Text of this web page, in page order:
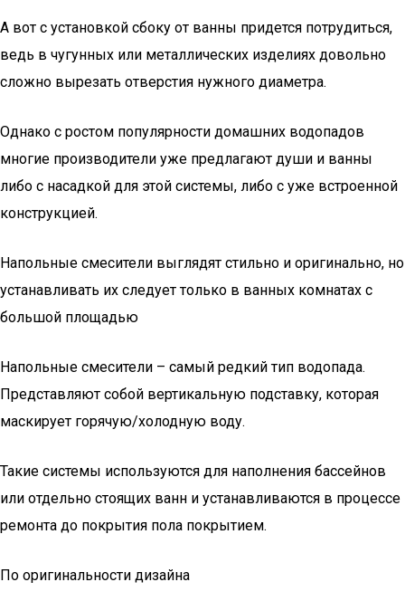
А вот с установкой сбоку от ванны придется потрудиться,
ведь в чугунных или металлических изделиях довольно
сложно вырезать отверстия нужного диаметра.
Однако с ростом популярности домашних водопадов
многие производители уже предлагают души и ванны
либо с насадкой для этой системы, либо с уже встроенной
конструкцией.
Напольные смесители выглядят стильно и оригинально, но
устанавливать их следует только в ванных комнатах с
большой площадью
Напольные смесители – самый редкий тип водопада.
Представляют собой вертикальную подставку, которая
маскирует горячую/холодную воду.
Такие системы используются для наполнения бассейнов
или отдельно стоящих ванн и устанавливаются в процессе
ремонта до покрытия пола покрытием.
По оригинальности дизайна